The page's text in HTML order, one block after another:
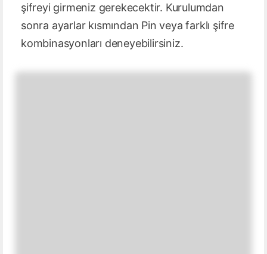
şifreyi girmeniz gerekecektir. Kurulumdan
sonra ayarlar kısmından Pin veya farklı şifre
kombinasyonları deneyebilirsiniz.